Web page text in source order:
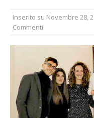
La
Il
Dieci
Inserito su Novembre 28,
Commenti